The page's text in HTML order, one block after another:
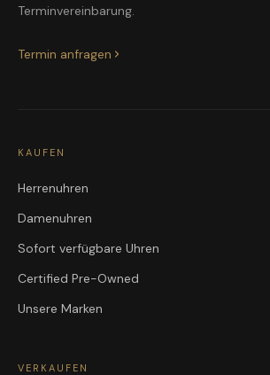
Terminvereinbarung.
Termin anfragen
KAUFEN
Herrenuhren
Damenuhren
Sofort verfügbare Uhren
Certified Pre-Owned
Unsere Marken
VERKAUFEN